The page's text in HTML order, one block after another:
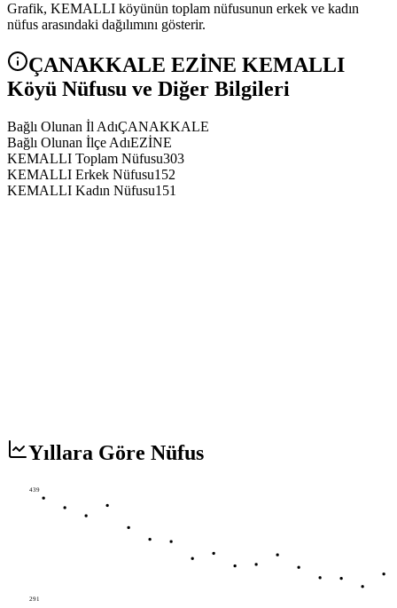
Grafik, KEMALLI köyünün toplam nüfusunun erkek ve kadın
nüfus arasındaki dağılımını gösterir.
ÇANAKKALE EZİNE KEMALLI
Köyü Nüfusu ve Diğer Bilgileri
Bağlı Olunan İl AdıÇANAKKALE
Bağlı Olunan İlçe AdıEZİNE
KEMALLI Toplam Nüfusu303
KEMALLI Erkek Nüfusu152
KEMALLI Kadın Nüfusu151
Yıllara Göre Nüfus
439
291